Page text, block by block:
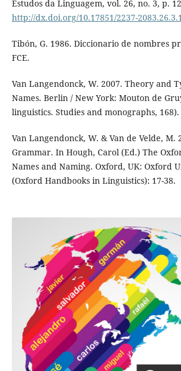
Estudos da Linguagem, vol. 26, no. 3, p.
http://dx.doi.org/10.17851/2237-
Tibón, G. 1986. Diccionario de nombres
FCE.
Van Langendonck, W. 2007. Theory and
Names. Berlin / New York: Mouton de
linguistics. Studies and monographs, 168).
Van Langendonck, W. & Van de Velde, M.
Grammar. In Hough, Carol (Ed.) The
Names and Naming. Oxford, UK: Oxford
(Oxford Handbooks in Linguistics): 17-38.